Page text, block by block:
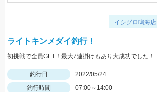
イシグロ鳴海店
ライトキンメダイ釣行！
初挑戦で全員GET！最大7連掛けもあり大成功でした！
釣行日
2022/05/24
釣行時間
07:00～14:00